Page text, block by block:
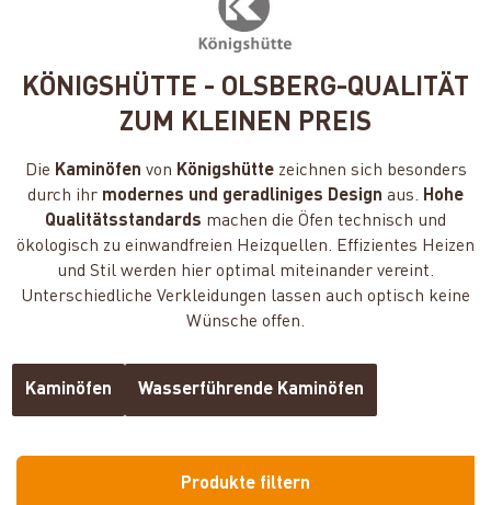
KÖNIGSHÜTTE - OLSBERG-QUALITÄT
ZUM KLEINEN PREIS
Die Kaminöfen von Königshüttezeichnen sich besonders
durch ihr modernes und geradliniges Design aus. Hohe
Qualitätsstandards machen die Öfen technisch und
ökologisch zu einwandfreien Heizquellen. Effizientes Heizen
und Stil werden hier optimal miteinander vereint.
Unterschiedliche Verkleidungen lassen auch optisch keine
Wünsche offen.
Kaminöfen Wasserführende Kaminöfen
Produkte filtern